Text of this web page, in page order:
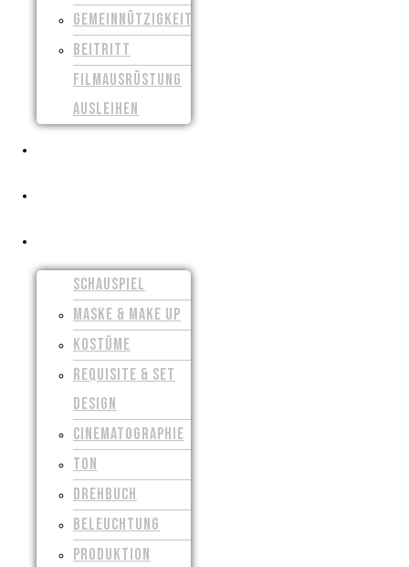
GEMEINNÜTZIGKEIT
BEITRITT
FILMAUSRÜSTUNG
AUSLEIHEN
SCHAUSPIEL
MASKE & MAKE UP
KOSTÜME
REQUISITE & SET
DESIGN
CINEMATOGRAPHIE
TON
DREHBUCH
BELEUCHTUNG
PRODUKTION